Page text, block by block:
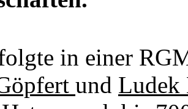
in einer
und Ludek